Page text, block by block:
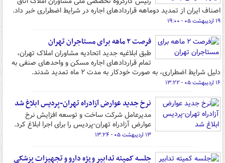
اصناف ایران از تمدید دوماهه قراردادهای اجاره در شرایط اضطراری خبر داد.
۱۹ اردیبهشت ۰۵ - ۱۹:۰۰
فرصت ۲ ماهه برای مستاجران تهران
طبق ابلاغیه جدید اتحادیه مشاوران املاک تهران،
تمام قراردادهای اجاره مسکن و واحدهای صنفی به
دلیل شرایط اضطراری، به صورت خودکار به مدت ۲ ماه تمدید شدند.
۱۶ اردیبهشت ۰۵ - ۱۳:۲۲
نرخ جدید عوارض آزادراه تهران-پردیس ابلاغ شد
مدیرعامل شرکت ساخت و توسعه افزایش نرخ
عوارض آزادراه تهران-پردیس را برای اجرا ابلاغ کرد.
۱۳ اردیبهشت ۰۵ - ۱۳:۲۴
جلسه کمیته تدابیر ویژه دارو و تجهیزات پزشکی